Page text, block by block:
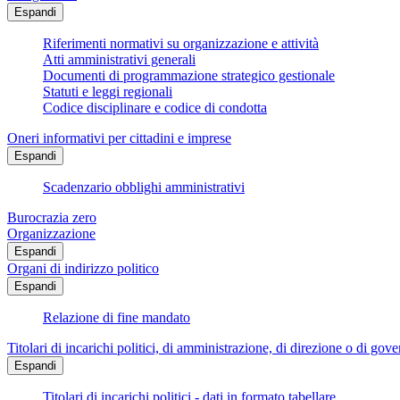
Espandi
Riferimenti normativi su organizzazione e attività
Atti amministrativi generali
Documenti di programmazione strategico gestionale
Statuti e leggi regionali
Codice disciplinare e codice di condotta
Oneri informativi per cittadini e imprese
Espandi
Scadenzario obblighi amministrativi
Burocrazia zero
Organizzazione
Espandi
Organi di indirizzo politico
Espandi
Relazione di fine mandato
Titolari di incarichi politici, di amministrazione, di direzione o di
Espandi
Titolari di incarichi politici - dati in formato tabellare